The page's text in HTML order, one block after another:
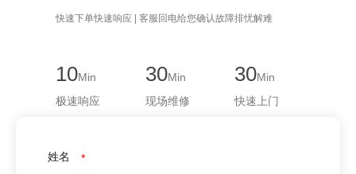
快速下单快速响应 | 客服回电给您确认故障排忧解难
10Min
极速响应
30Min
现场维修
30Min
快速上门
姓名 *